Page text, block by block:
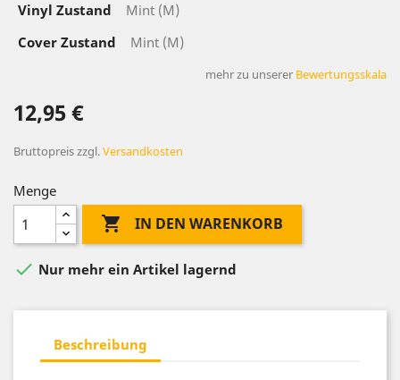
Vinyl Zustand
Mint (M)
Cover Zustand
Mint (M)
mehr zu unserer Bewertungsskala
12,95 €
Bruttopreiszzgl.Versandkosten
Menge
 IN DEN WARENKORB
 Nur mehr ein Artikel lagernd
Beschreibung